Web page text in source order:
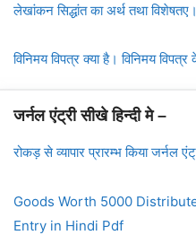
लेखांकन सिद्धांत का अर्थ तथा विशेषतए।
विनिमय विपत्र क्या है। विनिमय विपत्र
जर्नल एंट्री सीखे हिन्दी मे –
रोकड़ से व्यापार प्रारम्भ किया जर्नल
Goods Worth 5000
Entry in Hindi Pdf